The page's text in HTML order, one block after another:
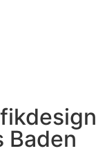
Baden